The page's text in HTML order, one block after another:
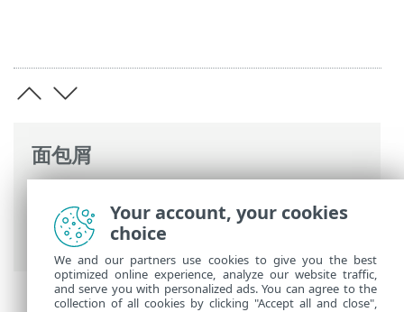
面包屑
使用 ESET LiveGuard Advanced>分析结
> 行为报告
Your account, your cookies
choice
We and our partners use cookies to give you the best
optimized online experience, analyze our website traffic,
and serve you with personalized ads. You can agree to the
collection of all cookies by clicking "Accept all and close",